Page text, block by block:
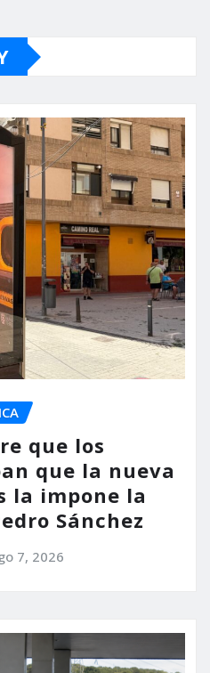
que los
que la nueva
la impone la
Sánchez
7, 2026